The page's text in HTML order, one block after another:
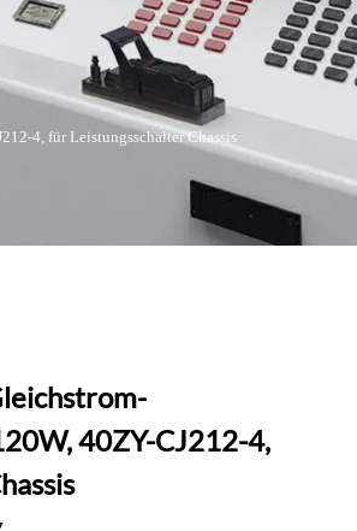
4, für Leistungsschalter Chassis
40ZY-CJ212-4,